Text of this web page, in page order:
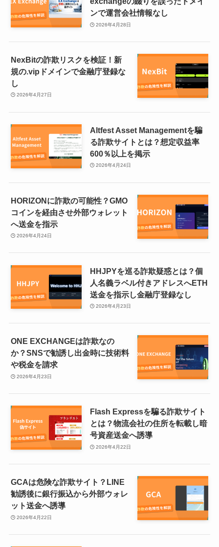
ンで運営会社情報なし
2026年4月28日
NexBitの詐欺リスクを検証！新
規の.vipドメインで金融庁登録な
し
2026年4月27日
Altfest Asset Managementを騙
る詐欺サイトとは？想定収益率
600％以上を掲示
2026年4月24日
HORIZONに詐欺の可能性？GMO
コインを経由させ外部ウォレット
へ送金を指示
2026年4月24日
HHJPYを巡る詐欺疑惑とは？個
人名義ラベル付きアドレスへETH
送金を指示し金融庁登録なし
2026年4月23日
ONE EXCHANGEは詐欺なの
か？SNSで勧誘し出金時に技術料
や税金を請求
2026年4月23日
Flash Expressを騙る詐欺サイト
とは？物流会社の住所を転載し暗
号資産送金へ誘導
2026年4月22日
GCAは危険な詐欺サイト？LINE
勧誘後に銀行振込から外部ウォレ
ット送金へ誘導
2026年4月22日